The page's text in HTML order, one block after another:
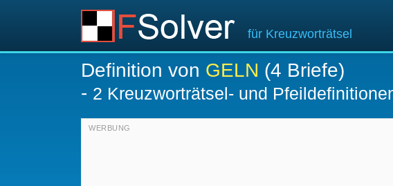
für Kreuzworträtsel
Definition von GELN (4 Briefe)
- 2 Kreuzworträtsel- und